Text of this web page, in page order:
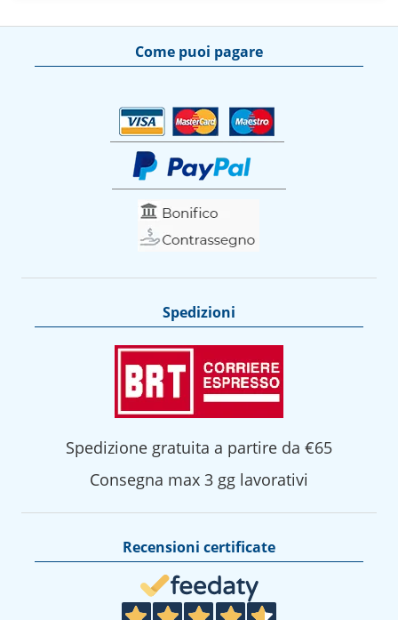
Come puoi pagare
Spedizioni
Spedizione gratuita a partire da €65
Consegna max 3 gg lavorativi
Recensioni certificate